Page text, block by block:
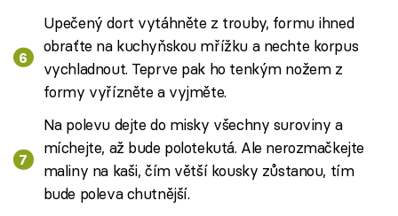
Upečený dort vytáhněte z trouby, formu ihned
obraťte na kuchyňskou mřížku a nechte korpus
vychladnout. Teprve pak ho tenkým nožem z
formy vyřízněte a vyjměte.
Na polevu dejte do misky všechny suroviny a
míchejte, až bude polotekutá. Ale nerozmačkejte
maliny na kaši, čím větší kousky zůstanou, tím
bude poleva chutnější.